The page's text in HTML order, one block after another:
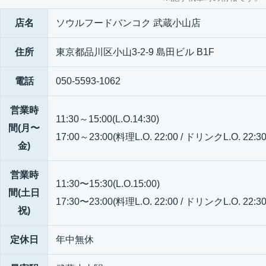
店名 ソウルフードバンコク 武蔵小山店
住所 東京都品川区小山3-2-9 島田ビル B1F
電話 050-5593-1062
営業時
間(月〜
金)
11:30～15:00(L.O.14:30)
17:00～23:00(料理L.O. 22:00 / ドリンクL.O.
営業時
間(土日
祝)
11:30〜15:30(L.O.15:00)
17:30〜23:00(料理L.O. 22:00 / ドリンクL.O.
定休日 年中無休